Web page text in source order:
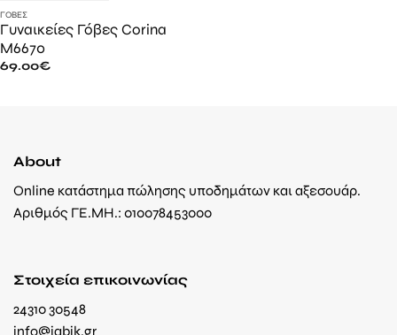
ΓΌΒΕΣ
Γυναικείες Γόβες Corina
M6670
69.00€
About
Online κατάστημα πώλησης υποδημάτων και αξεσουάρ.
Αριθμός ΓΕ.ΜΗ.: 010078453000
Στοιχεία επικοινωνίας
24310 30548
info@jabik.gr